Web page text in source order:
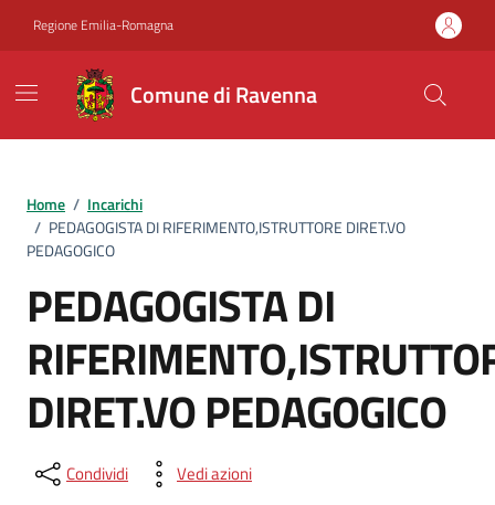
Regione Emilia-Romagna
Comune di Ravenna
Home / Incarichi
/ PEDAGOGISTA DI RIFERIMENTO,ISTRUTTORE DIRET.VO
PEDAGOGICO
PEDAGOGISTA DI
DIRET.VO PEDAGOGICO
Condividi Vedi azioni